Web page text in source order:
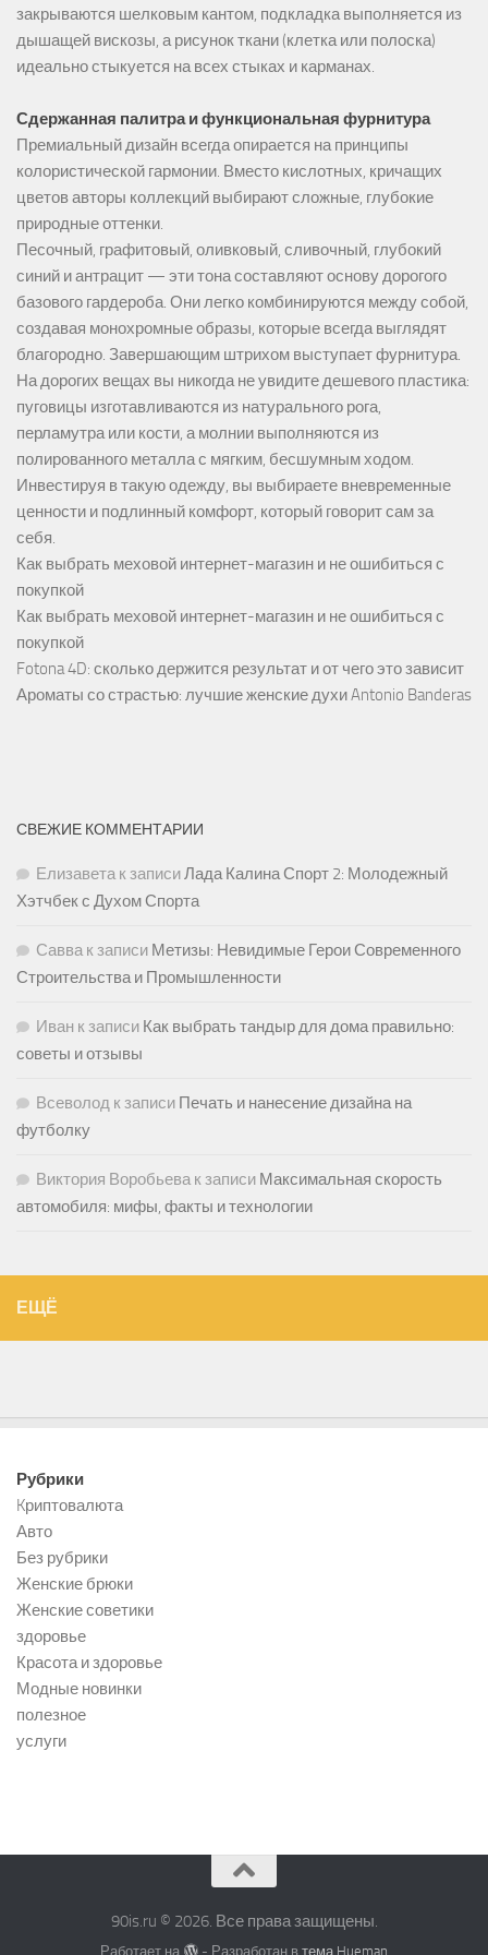
закрываются шелковым кантом, подкладка выполняется из
дышащей вискозы, а рисунок ткани (клетка или полоска)
идеально стыкуется на всех стыках и карманах.
Сдержанная палитра и функциональная фурнитура
Премиальный дизайн всегда опирается на принципы
колористической гармонии. Вместо кислотных, кричащих
цветов авторы коллекций выбирают сложные, глубокие
природные оттенки.
Песочный, графитовый, оливковый, сливочный, глубокий
синий и антрацит — эти тона составляют основу дорогого
базового гардероба. Они легко комбинируются между собой,
создавая монохромные образы, которые всегда выглядят
благородно. Завершающим штрихом выступает фурнитура.
На дорогих вещах вы никогда не увидите дешевого пластика:
пуговицы изготавливаются из натурального рога,
перламутра или кости, а молнии выполняются из
полированного металла с мягким, бесшумным ходом.
Инвестируя в такую одежду, вы выбираете вневременные
ценности и подлинный комфорт, который говорит сам за
себя.
Как выбрать меховой интернет-магазин и не ошибиться с
покупкой
Как выбрать меховой интернет-магазин и не ошибиться с
покупкой
Fotona 4D: сколько держится результат и от чего это зависит
Ароматы со страстью: лучшие женские духи Antonio Banderas
СВЕЖИЕ КОММЕНТАРИИ
Елизаветак записиЛада Калина Спорт 2: Молодежный
Хэтчбек с Духом Спорта
Саввак записи Метизы: Невидимые Герои Современного
Строительства и Промышленности
Иван к записи Как выбрать тандыр для дома правильно:
советы и отзывы
Всеволод к записи Печать и нанесение дизайна на
футболку
Виктория Воробьевак записи Максимальная скорость
автомобиля: мифы, факты и технологии
ЕЩЁ
Рубрики
Kриптовалюта
Авто
Без рубрики
Женские брюки
Женские советики
здоровье
Красота и здоровье
Модные новинки
полезное
услуги
90is.ru © 2026. Все права защищены.
Работает на - Разработан в тема Hueman